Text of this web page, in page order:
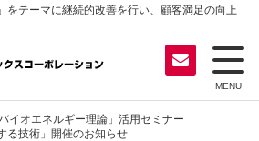
をテーマに継続的改善を行い、顧客満足の向上
MENU
イオエネルギー理論」活用セミナー
る技術」開催のお知らせ